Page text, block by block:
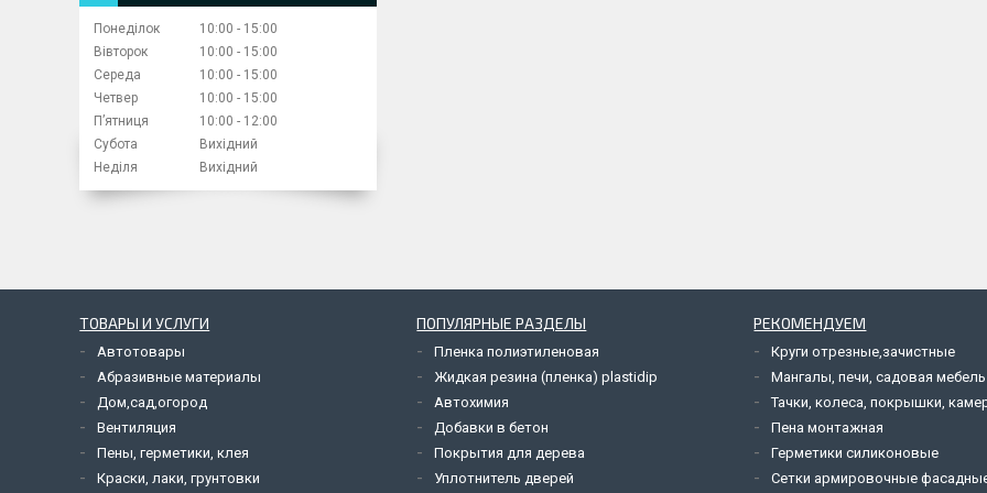
Понеділок 10:00
15:00
Вівторок
10:00
15:00
Середа
10:00
15:00
Четвер
10:00
15:00
Пʼятниця
10:00
12:00
Субота
Вихідний
Неділя
Вихідний
ТОВАРЫ И УСЛУГИ
Автотовары
Абразивные материалы
Дом,сад,огород
Вентиляция
Пены, герметики, клея
Краски, лаки, грунтовки
ПОПУЛЯРНЫЕ РАЗДЕЛЫ
Пленка полиэтиленовая
Жидкая резина (пленка) plastidip
Автохимия
Добавки в бетон
Покрытия для дерева
Уплотнитель дверей
РЕКОМЕНДУЕМ
Круги отрезные,зачистные
Мангалы, печи, садовая мебель
Тачки, колеса, покрышки,
Пена монтажная
Герметики силиконовые
Сетки армировочные